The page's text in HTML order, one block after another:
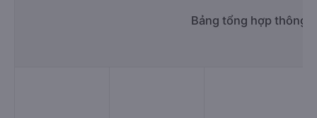
Bảng tổng hợp thông